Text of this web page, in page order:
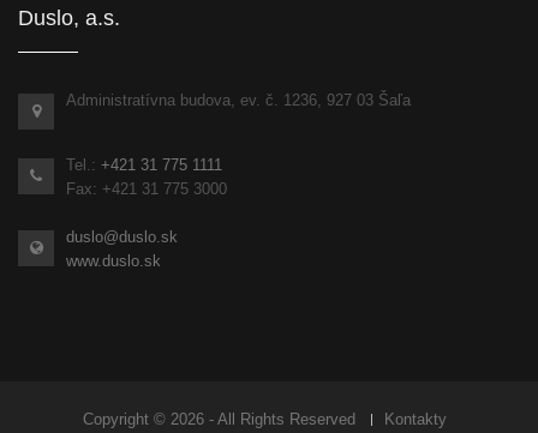
Duslo, a.s.
Administratívna budova, ev. č. 1236, 927 03 Šaľa
Tel.: +421 31 775 1111
Fax: +421 31 775 3000
duslo@duslo.sk
www.duslo.sk
Copyright © 2026 - All Rights Reserved Kontakty